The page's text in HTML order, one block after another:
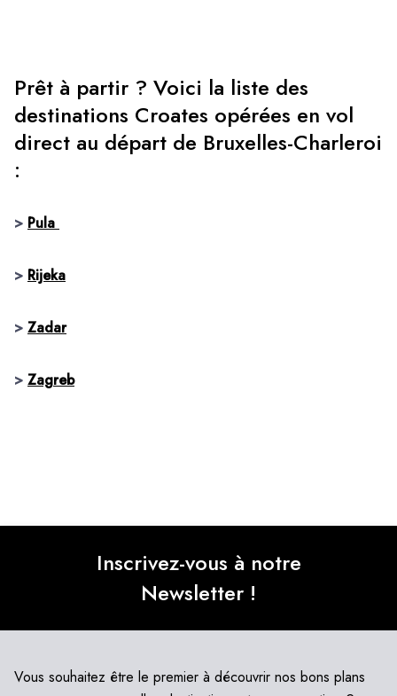
Prêt à partir ? Voici la liste des
destinations Croates opérées en vol
direct au départ de Bruxelles-Charleroi
:
> Pula
> Rijeka
> Zadar
> Zagreb
Inscrivez-vous à notre
Newsletter !
Vous souhaitez être le premier à découvrir nos bons plans